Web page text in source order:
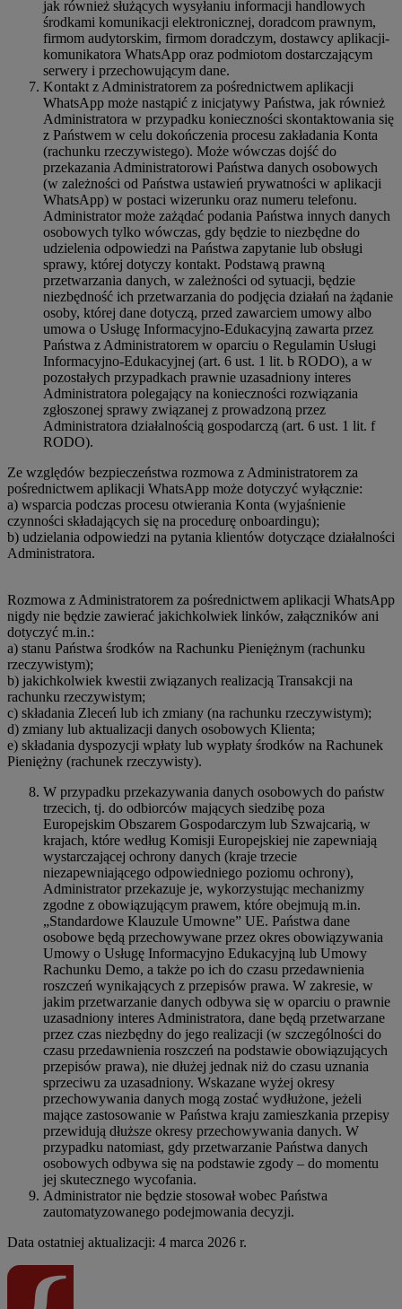
jak również służących wysyłaniu informacji handlowych
środkami komunikacji elektronicznej, doradcom prawnym,
firmom audytorskim, firmom doradczym, dostawcy aplikacji-
komunikatora WhatsApp oraz podmiotom dostarczającym
serwery i przechowującym dane.
Kontakt z Administratorem za pośrednictwem aplikacji
WhatsApp może nastąpić z inicjatywy Państwa, jak również
Administratora w przypadku konieczności skontaktowania się
z Państwem w celu dokończenia procesu zakładania Konta
(rachunku rzeczywistego). Może wówczas dojść do
przekazania Administratorowi Państwa danych osobowych
(w zależności od Państwa ustawień prywatności w aplikacji
WhatsApp) w postaci wizerunku oraz numeru telefonu.
Administrator może zażądać podania Państwa innych danych
osobowych tylko wówczas, gdy będzie to niezbędne do
udzielenia odpowiedzi na Państwa zapytanie lub obsługi
sprawy, której dotyczy kontakt. Podstawą prawną
przetwarzania danych, w zależności od sytuacji, będzie
niezbędność ich przetwarzania do podjęcia działań na żądanie
osoby, której dane dotyczą, przed zawarciem umowy albo
umowa o Usługę Informacyjno-Edukacyjną zawarta przez
Państwa z Administratorem w oparciu o Regulamin Usługi
Informacyjno-Edukacyjnej (art. 6 ust. 1 lit. b RODO), a w
pozostałych przypadkach prawnie uzasadniony interes
Administratora polegający na konieczności rozwiązania
zgłoszonej sprawy związanej z prowadzoną przez
Administratora działalnością gospodarczą (art. 6 ust. 1 lit. f
RODO).
Ze względów bezpieczeństwa rozmowa z Administratorem za
pośrednictwem aplikacji WhatsApp może dotyczyć wyłącznie:
a) wsparcia podczas procesu otwierania Konta (wyjaśnienie
czynności składających się na procedurę onboardingu);
b) udzielania odpowiedzi na pytania klientów dotyczące działalności
Administratora.
Rozmowa z Administratorem za pośrednictwem aplikacji WhatsApp
nigdy nie będzie zawierać jakichkolwiek linków, załączników ani
dotyczyć m.in.:
a) stanu Państwa środków na Rachunku Pieniężnym (rachunku
rzeczywistym);
b) jakichkolwiek kwestii związanych realizacją Transakcji na
rachunku rzeczywistym;
c) składania Zleceń lub ich zmiany (na rachunku rzeczywistym);
d) zmiany lub aktualizacji danych osobowych Klienta;
e) składania dyspozycji wpłaty lub wypłaty środków na Rachunek
Pieniężny (rachunek rzeczywisty).
W przypadku przekazywania danych osobowych do państw
trzecich, tj. do odbiorców mających siedzibę poza
Europejskim Obszarem Gospodarczym lub Szwajcarią, w
krajach, które według Komisji Europejskiej nie zapewniają
wystarczającej ochrony danych (kraje trzecie
niezapewniającego odpowiedniego poziomu ochrony),
Administrator przekazuje je, wykorzystując mechanizmy
zgodne z obowiązującym prawem, które obejmują m.in.
„Standardowe Klauzule Umowne” UE. Państwa dane
osobowe będą przechowywane przez okres obowiązywania
Umowy o Usługę Informacyjno Edukacyjną lub Umowy
Rachunku Demo, a także po ich do czasu przedawnienia
roszczeń wynikających z przepisów prawa. W zakresie, w
jakim przetwarzanie danych odbywa się w oparciu o prawnie
uzasadniony interes Administratora, dane będą przetwarzane
przez czas niezbędny do jego realizacji (w szczególności do
czasu przedawnienia roszczeń na podstawie obowiązujących
przepisów prawa), nie dłużej jednak niż do czasu uznania
sprzeciwu za uzasadniony. Wskazane wyżej okresy
przechowywania danych mogą zostać wydłużone, jeżeli
mające zastosowanie w Państwa kraju zamieszkania przepisy
przewidują dłuższe okresy przechowywania danych. W
przypadku natomiast, gdy przetwarzanie Państwa danych
osobowych odbywa się na podstawie zgody – do momentu
jej skutecznego wycofania.
Administrator nie będzie stosował wobec Państwa
zautomatyzowanego podejmowania decyzji.
Data ostatniej aktualizacji: 4 marca 2026 r.